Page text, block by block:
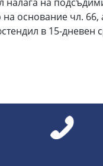
налага на
основание чл.
в 15-дневен